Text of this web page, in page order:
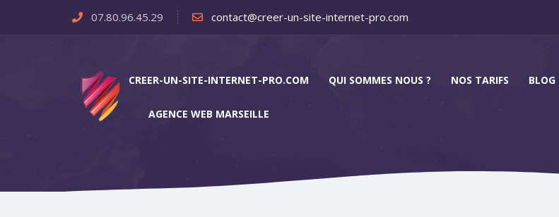
07.80.96.45.29 contact@creer-un-site-internet-pro.com
CREER-UN-SITE-INTERNET-PRO.COM QUI SOMMES NOUS ? NOS TARIFS BLOG
AGENCE WEB MARSEILLE